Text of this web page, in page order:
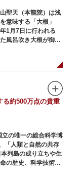
聖天（本龍院）は浅
意味する「大根」
1月7日に行われる
風呂吹き大根が御神
下がりの大根をいた
おり、依頼すると7
のひとつとしても知
る約500万点の貴重
の唯一の総合科学博
「人類と自然の共存
列島の成り立ちや生
の歴史、科学技術の
、特別展・企画展